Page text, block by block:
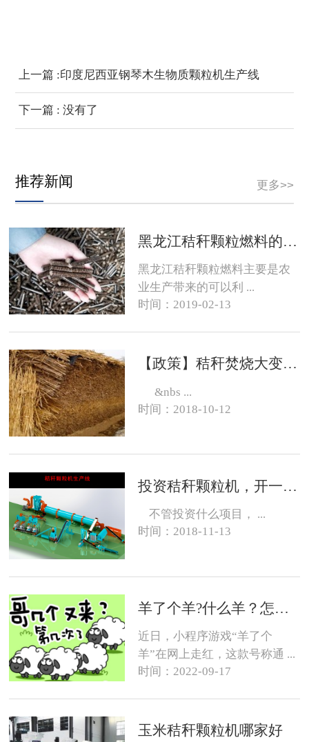
上一篇 :印度尼西亚钢琴木生物质颗粒机生产线
下一篇 : 没有了
更多>>
推荐新闻
黑龙江秸秆颗粒燃料的销路在哪？
黑龙江秸秆颗粒燃料主要是农
业生产带来的可以利 ...
时间：2019-02-13
【政策】秸秆焚烧大变化，有的地方可以烧了
&nbs ...
时间：2018-10-12
投资秸秆颗粒机，开一个生物质燃料颗粒厂大约需要投资多少钱？
不管投资什么项目， ...
时间：2018-11-13
羊了个羊?什么羊？怎么养？
近日，小程序游戏“羊了个
羊”在网上走红，这款号称通 ...
时间：2022-09-17
玉米秸秆颗粒机哪家好